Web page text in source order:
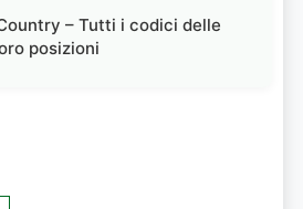
– Tutti i codici delle
posizioni